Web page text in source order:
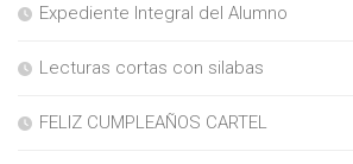
Expediente Integral del Alumno
Lecturas cortas con silabas
FELIZ CUMPLEAÑOS CARTEL